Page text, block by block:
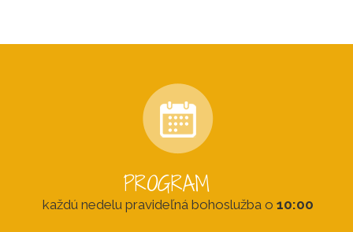
PROGRAM
každú nedelu pravideľná bohoslužba o 10:00